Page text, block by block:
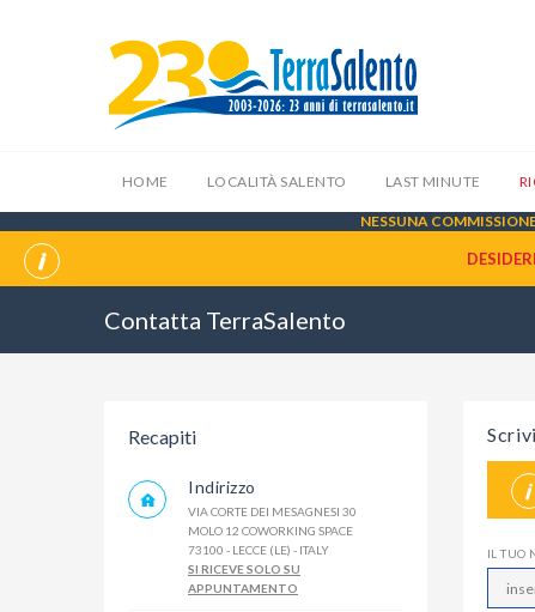
HOME LOCALITÀ SALENTO LAST MINUTE
NESSUNA
Contatta TerraSalento
Recapiti
Indirizzo
VIA CORTE DEI MESAGNESI 30
MOLO 12 COWORKING SPACE
73100 - LECCE (LE) - ITALY
SI RICEVE SOLO SU
APPUNTAMENTO
IL TUO